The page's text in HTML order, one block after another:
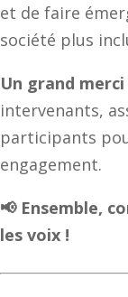
et de faire
société plus
Un grand merci
intervenants,
participants
engagement.
📢 Ensemble,
les voix !